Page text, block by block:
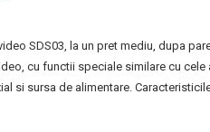
SDS03, la un pret mediu, dupa
cu functii speciale similare cu cele
si sursa de alimentare.